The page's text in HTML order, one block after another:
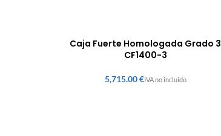
Caja Fuerte Homologada Grado 3
CF1400-3
€